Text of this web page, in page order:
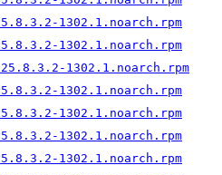
1302.1.noarch.rpm
1302.1.noarch.rpm
1302.1.noarch.rpm
1302.1.noarch.rpm
1302.1.noarch.rpm
1302.1.noarch.rpm
1302.1.noarch.rpm